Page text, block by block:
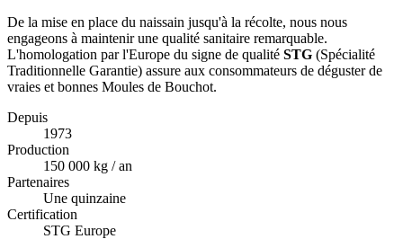
De la mise en place du naissain jusqu'à la récolte, nous nous
engageons à maintenir une qualité sanitaire remarquable.
L'homologation par l'Europe du signe de qualité STG (Spécialité
Traditionnelle Garantie) assure aux consommateurs de déguster de
vraies et bonnes Moules de Bouchot.
Depuis
1973
Production
150 000 kg / an
Partenaires
Une quinzaine
Certification
STG Europe